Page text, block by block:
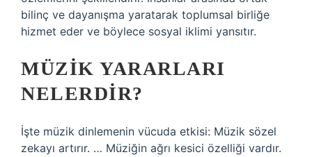
bilinç ve dayanışma yaratarak toplumsal birliğe
hizmet eder ve böylece sosyal iklimi yansıtır.
MÜZIK YARARLARI
NELERDIR?
İşte müzik dinlemenin vücuda etkisi: Müzik sözel
zekayı artırır. … Müziğin ağrı kesici özelliği vardır.